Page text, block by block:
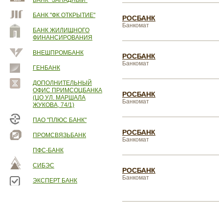
БАНК "ФК ОТКРЫТИЕ"
БАНК ЖИЛИЩНОГО
ФИНАНСИРОВАНИЯ
ВНЕШПРОМБАНК
ГЕНБАНК
ДОПОЛНИТЕЛЬНЫЙ
ОФИС ПРИМСОЦБАНКА
(ЦО УЛ. МАРШАЛА
ЖУКОВА, 74/1)
ПАО "ПЛЮС БАНК"
ПРОМСВЯЗЬБАНК
ПФС-БАНК
СИБЭС
ЭКСПЕРТ БАНК
РОСБАНК
Банкомат
РОСБАНК
Банкомат
РОСБАНК
Банкомат
РОСБАНК
Банкомат
РОСБАНК
Банкомат